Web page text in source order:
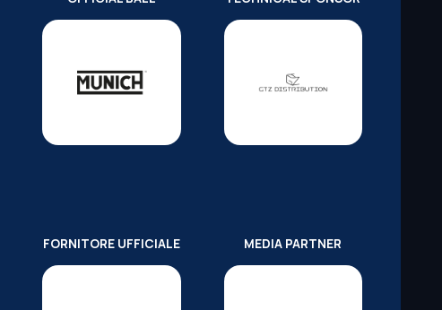
FORNITORE UFFICIALE MEDIA PARTNER